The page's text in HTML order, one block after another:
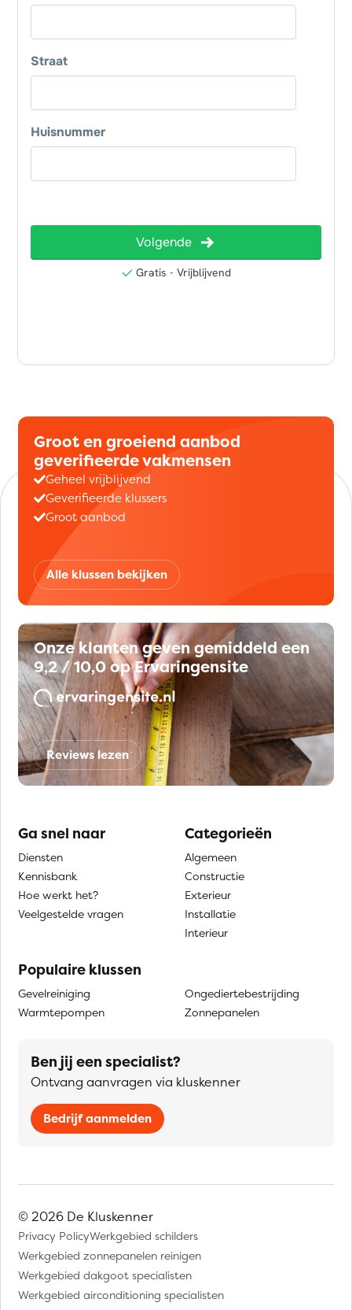
Groot en groeiend aanbod
geverifieerde vakmensen
Geheel vrijblijvend
Geverifieerde klussers
Groot aanbod
Alle klussen bekijken
Onze klanten geven gemiddeld een
9,2 / 10,0 op Ervaringensite
Reviews lezen
Ga snel naar
Diensten
Kennisbank
Hoe werkt het?
Veelgestelde vragen
Categorieën
Algemeen
Constructie
Exterieur
Installatie
Interieur
Populaire klussen
Gevelreiniging
Warmtepompen
Ongediertebestrijding
Zonnepanelen
Ben jij een specialist?
Ontvang aanvragen via kluskenner
Bedrijf aanmelden
© 2026 De Kluskenner
Privacy PolicyWerkgebied schilders
Werkgebied zonnepanelen reinigen
Werkgebied dakgoot specialisten
Werkgebied airconditioning specialisten